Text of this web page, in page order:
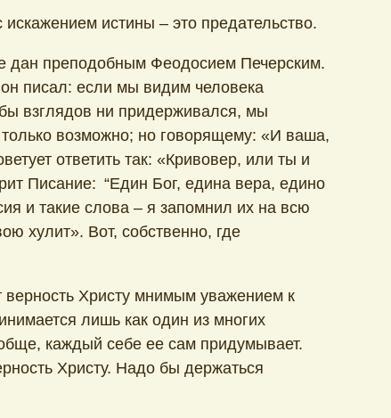
истины – это предательство.
дан преподобным Феодосием Печерским.
писал: если мы видим человека
взглядов ни придерживался, мы
возможно; но говорящему: «И ваша,
ответить так: «Кривовер, или ты и
Писание: “Един Бог, едина вера, едино
и такие слова – я запомнил их на всю
хулит». Вот, собственно, где
верность Христу мнимым уважением к
лишь как один из многих
каждый себе ее сам придумывает.
Христу. Надо бы держаться